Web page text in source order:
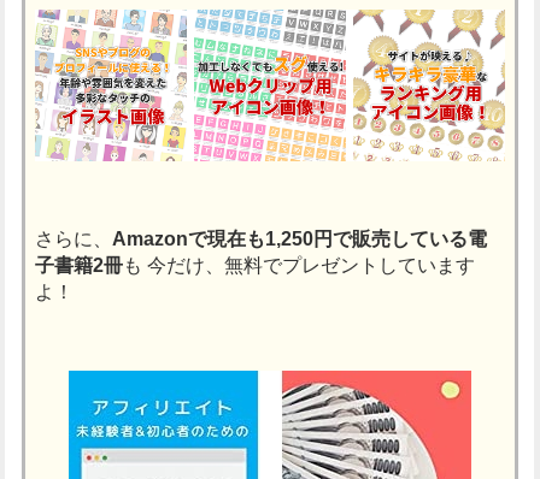
さらに、 Amazonで現在も1,250円で販売している電
子書籍2冊も 今だけ、無料でプレゼントしています
よ！